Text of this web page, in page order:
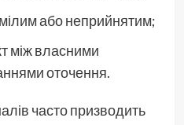
або неприйнятим;
між власними
оточення.
часто призводить